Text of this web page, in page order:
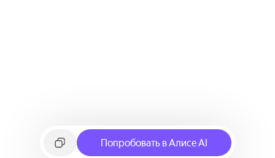
Попробовать в Алисе AI